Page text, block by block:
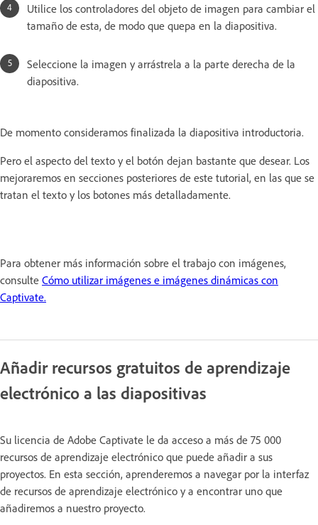
Utilice los controladores del objeto de imagen para cambiar el
tamaño de esta, de modo que quepa en la diapositiva.
Seleccione la imagen y arrástrela a la parte derecha de la
diapositiva.
De momento consideramos finalizada la diapositiva introductoria.
Pero el aspecto del texto y el botón dejan bastante que desear. Los
mejoraremos en secciones posteriores de este tutorial, en las que se
tratan el texto y los botones más detalladamente.
Para obtener más información sobre el trabajo con imágenes,
consulte Cómo utilizar imágenes e imágenes dinámicas con
Captivate.
Añadir recursos gratuitos de aprendizaje
electrónico a las diapositivas
Su licencia de Adobe Captivate le da acceso a más de 75 000
recursos de aprendizaje electrónico que puede añadir a sus
proyectos. En esta sección, aprenderemos a navegar por la interfaz
de recursos de aprendizaje electrónico y a encontrar uno que
añadiremos a nuestro proyecto.